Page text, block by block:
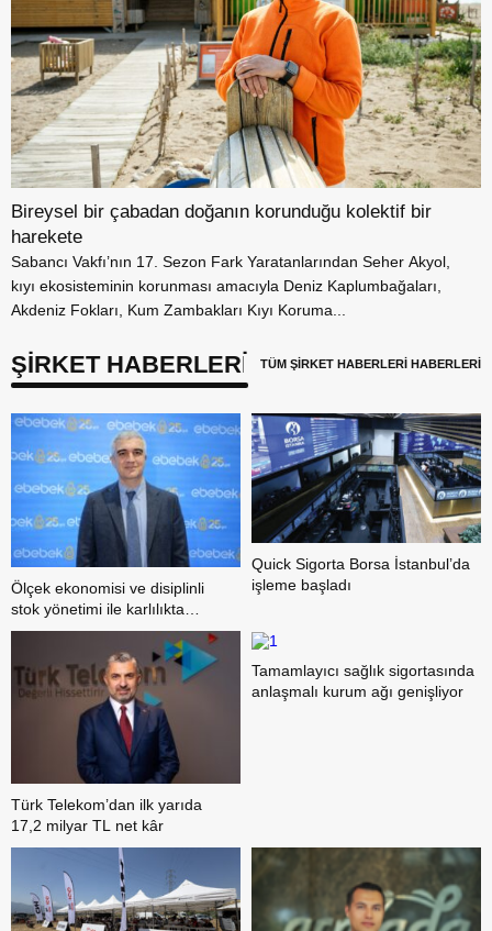
Bireysel bir çabadan doğanın korunduğu kolektif bir
harekete
Sabancı Vakfı’nın 17. Sezon Fark Yaratanlarından Seher Akyol,
kıyı ekosisteminin korunması amacıyla Deniz Kaplumbağaları,
Akdeniz Fokları, Kum Zambakları Kıyı Koruma...
ŞİRKET HABERLERİ TÜM ŞİRKET HABERLERİ HABERLERİ
Ölçek ekonomisi ve disiplinli
stok yönetimi ile karlılıkta
yükseliş trendi
Quick Sigorta Borsa İstanbul’da
işleme başladı
Türk Telekom’dan ilk yarıda
17,2 milyar TL net kâr
Tamamlayıcı sağlık sigortasında
anlaşmalı kurum ağı genişliyor